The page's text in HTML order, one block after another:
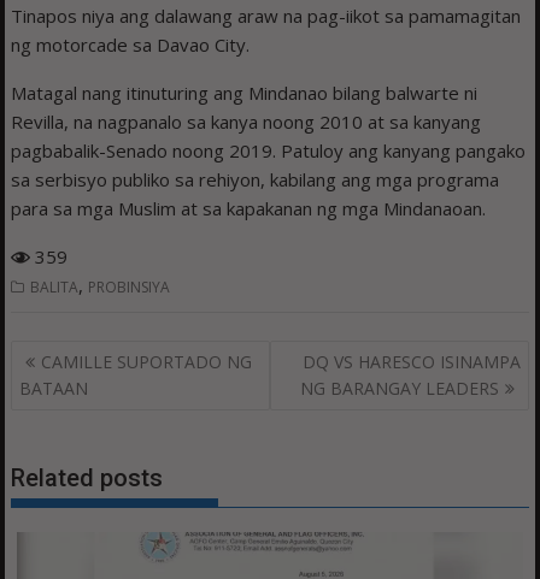
Tinapos niya ang dalawang araw na pag-iikot sa pamamagitan
ng motorcade sa Davao City.
Matagal nang itinuturing ang Mindanao bilang balwarte ni
Revilla, na nagpanalo sa kanya noong 2010 at sa kanyang
pagbabalik-Senado noong 2019. Patuloy ang kanyang pangako
sa serbisyo publiko sa rehiyon, kabilang ang mga programa
para sa mga Muslim at sa kapakanan ng mga Mindanaoan.
359
BALITA, PROBINSIYA
Post
navigation
CAMILLE SUPORTADO NG
BATAAN
DQ VS HARESCO ISINAMPA
NG BARANGAY LEADERS
Related posts